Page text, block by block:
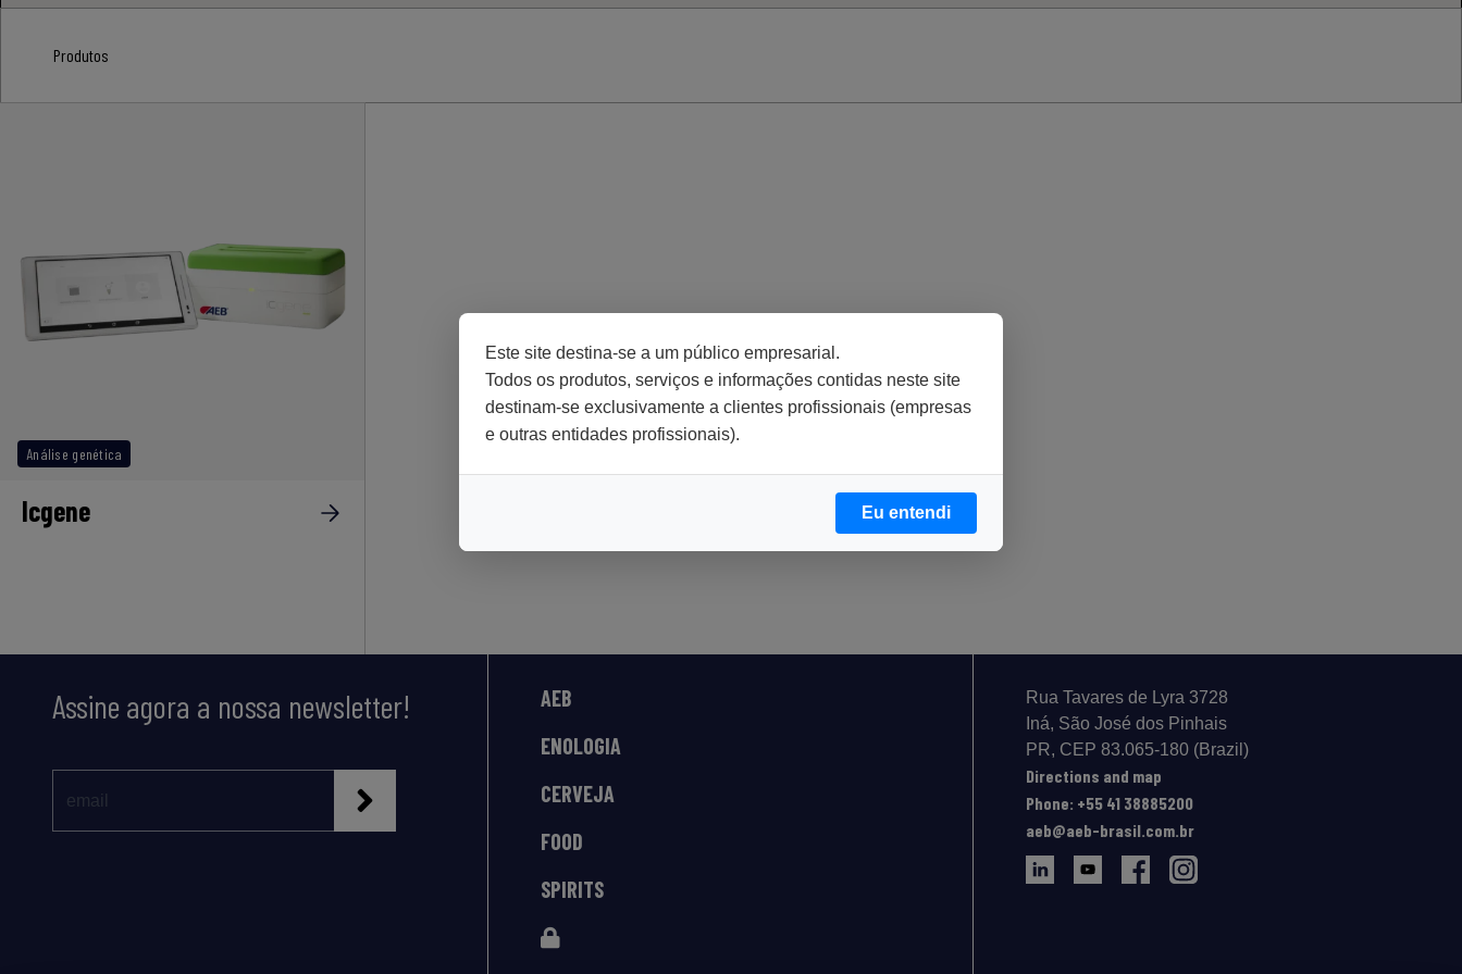
Este site destina-se a um público empresarial.
Todos os produtos, serviços e informações contidas neste site
destinam-se exclusivamente a clientes profissionais (empresas
e outras entidades profissionais).
Eu entendi
Produtos
Análise genética
Icgene
Assine agora a nossa newsletter!
AEB
ENOLOGIA
CERVEJA
FOOD
SPIRITS
Rua Tavares de Lyra 3728
Iná, São José dos Pinhais
PR, CEP 83.065-180 (Brazil)
Directions and map
Phone: +55 41 38885200
aeb@aeb-brasil.com.br